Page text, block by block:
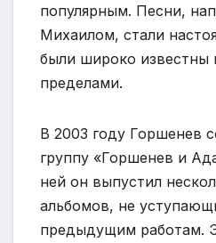
популярным. Песни,
Михаилом, стали
были широко известны
пределами.
В 2003 году Горшенев
группу «Горшенев и
ней он выпустил
альбомов, не
предыдущим работам.